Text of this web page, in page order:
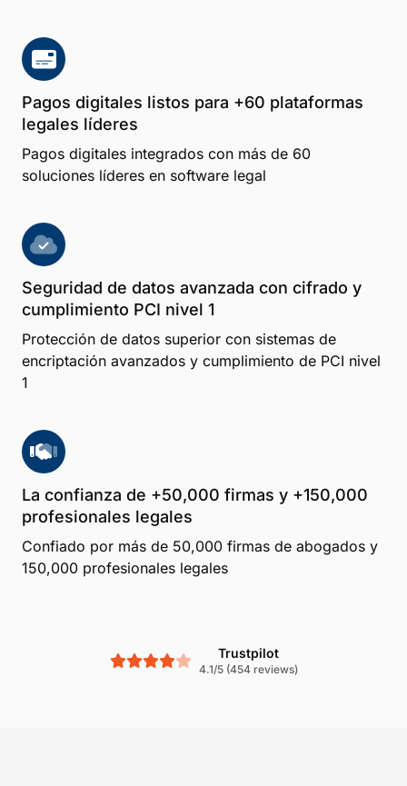
Pagos digitales listos para +60 plataformas
legales líderes
Pagos digitales integrados con más de 60
soluciones líderes en software legal
Seguridad de datos avanzada con cifrado y
cumplimiento PCI nivel 1
Protección de datos superior con sistemas de
encriptación avanzados y cumplimiento de PCI nivel
1
La confianza de +50,000 firmas y +150,000
profesionales legales
Confiado por más de 50,000 firmas de abogados y
150,000 profesionales legales
Trustpilot
4.1/5 (454 reviews)